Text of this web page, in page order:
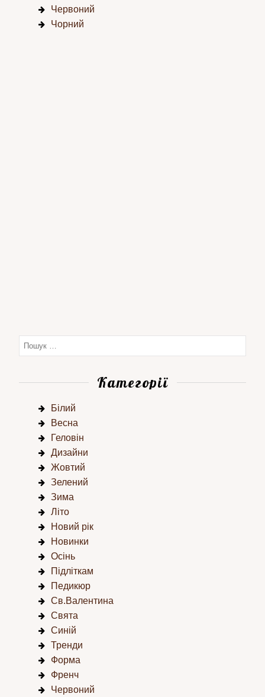
Червоний
Чорний
Категорії
Білий
Весна
Геловін
Дизайни
Жовтий
Зелений
Зима
Літо
Новий рік
Новинки
Осінь
Підліткам
Педикюр
Св.Валентина
Свята
Синій
Тренди
Форма
Френч
Червоний